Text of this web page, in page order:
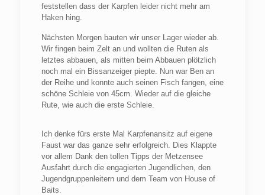
feststellen dass der Karpfen leider nicht mehr am
Haken hing.
Nächsten Morgen bauten wir unser Lager wieder ab.
Wir fingen beim Zelt an und wollten die Ruten als
letztes abbauen, als mitten beim Abbauen plötzlich
noch mal ein Bissanzeiger piepte. Nun war Ben an
der Reihe und konnte auch seinen Fisch fangen, eine
schöne Schleie von 45cm. Wieder auf die gleiche
Rute, wie auch die erste Schleie.
Ich denke fürs erste Mal Karpfenansitz auf eigene
Faust war das ganze sehr erfolgreich. Dies Klappte
vor allem Dank den tollen Tipps der Metzensee
Ausfahrt durch die engagierten Jugendlichen, den
Jugendgruppenleitern und dem Team von House of
Baits.